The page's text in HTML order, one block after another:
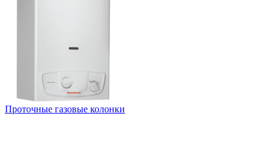
Проточные газовые колонки